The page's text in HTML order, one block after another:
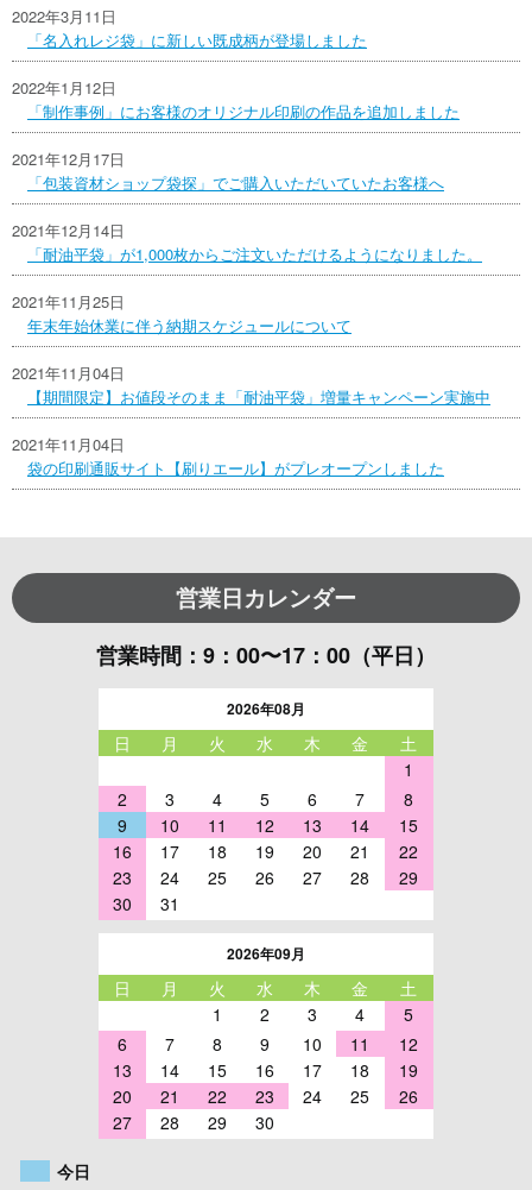
2022年3月11日
「名入れレジ袋」に新しい既成柄が登場しました
2022年1月12日
「制作事例」にお客様のオリジナル印刷の作品を追加しました
2021年12月17日
「包装資材ショップ袋探」でご購入いただいていたお客様へ
2021年12月14日
「耐油平袋」が1,000枚からご注文いただけるようになりました。
2021年11月25日
年末年始休業に伴う納期スケジュールについて
2021年11月04日
【期間限定】お値段そのまま「耐油平袋」増量キャンペーン実施中
2021年11月04日
袋の印刷通販サイト【刷りエール】がプレオープンしました
営業日カレンダー
営業時間：9：00〜17：00（平日）
2026年08月
日 月 火 水 木 金
土
1
2
3 4 5 6 7
8
9
10 11 12 13 14
15
16
17 18 19 20 21
22
23
24 25 26 27 28
29
30
31
2026年09月
日 月 火 水 木 金
土
1
2 3 4
5
6
7 8 9 10 11
12
13
14 15 16 17 18
19
20
21 22 23 24 25
26
27
28 29 30
今日